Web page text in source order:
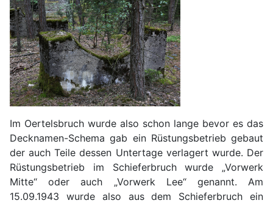
Im Oertelsbruch wurde also schon lange bevor es das
Decknamen-Schema gab ein Rüstungsbetrieb gebaut
der auch Teile dessen Untertage verlagert wurde. Der
Rüstungsbetrieb im Schieferbruch wurde „Vorwerk
Mitte“ oder auch „Vorwerk Lee“ genannt. Am
15.09.1943 wurde also aus dem Schieferbruch ein